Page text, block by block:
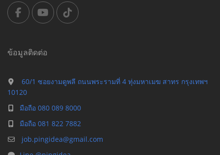
ข้อมูลติดต่อ
60/1 ซอยงามดูพลี ถนนพระรามที่ 4 ทุ่งมหาเมฆ สาทร กรุงเทพฯ
10120
มือถือ 080 089 8000
มือถือ 081 822 7882
job.pingidea@gmail.com